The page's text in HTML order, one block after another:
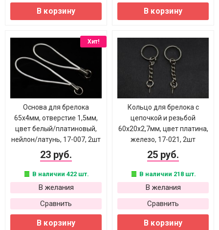
В корзину В корзину
Хит!
Основа для брелока
65х4мм, отверстие 1,5мм,
цвет белый/платиновый,
нейлон/латунь, 17-007, 2шт
23 руб.
В наличии 422 шт.
В желания
Сравнить
В корзину
Кольцо для брелока с
цепочкой и резьбой
60х20х2,7мм, цвет платина,
железо, 17-021, 2шт
25 руб.
В наличии 218 шт.
В желания
Сравнить
В корзину